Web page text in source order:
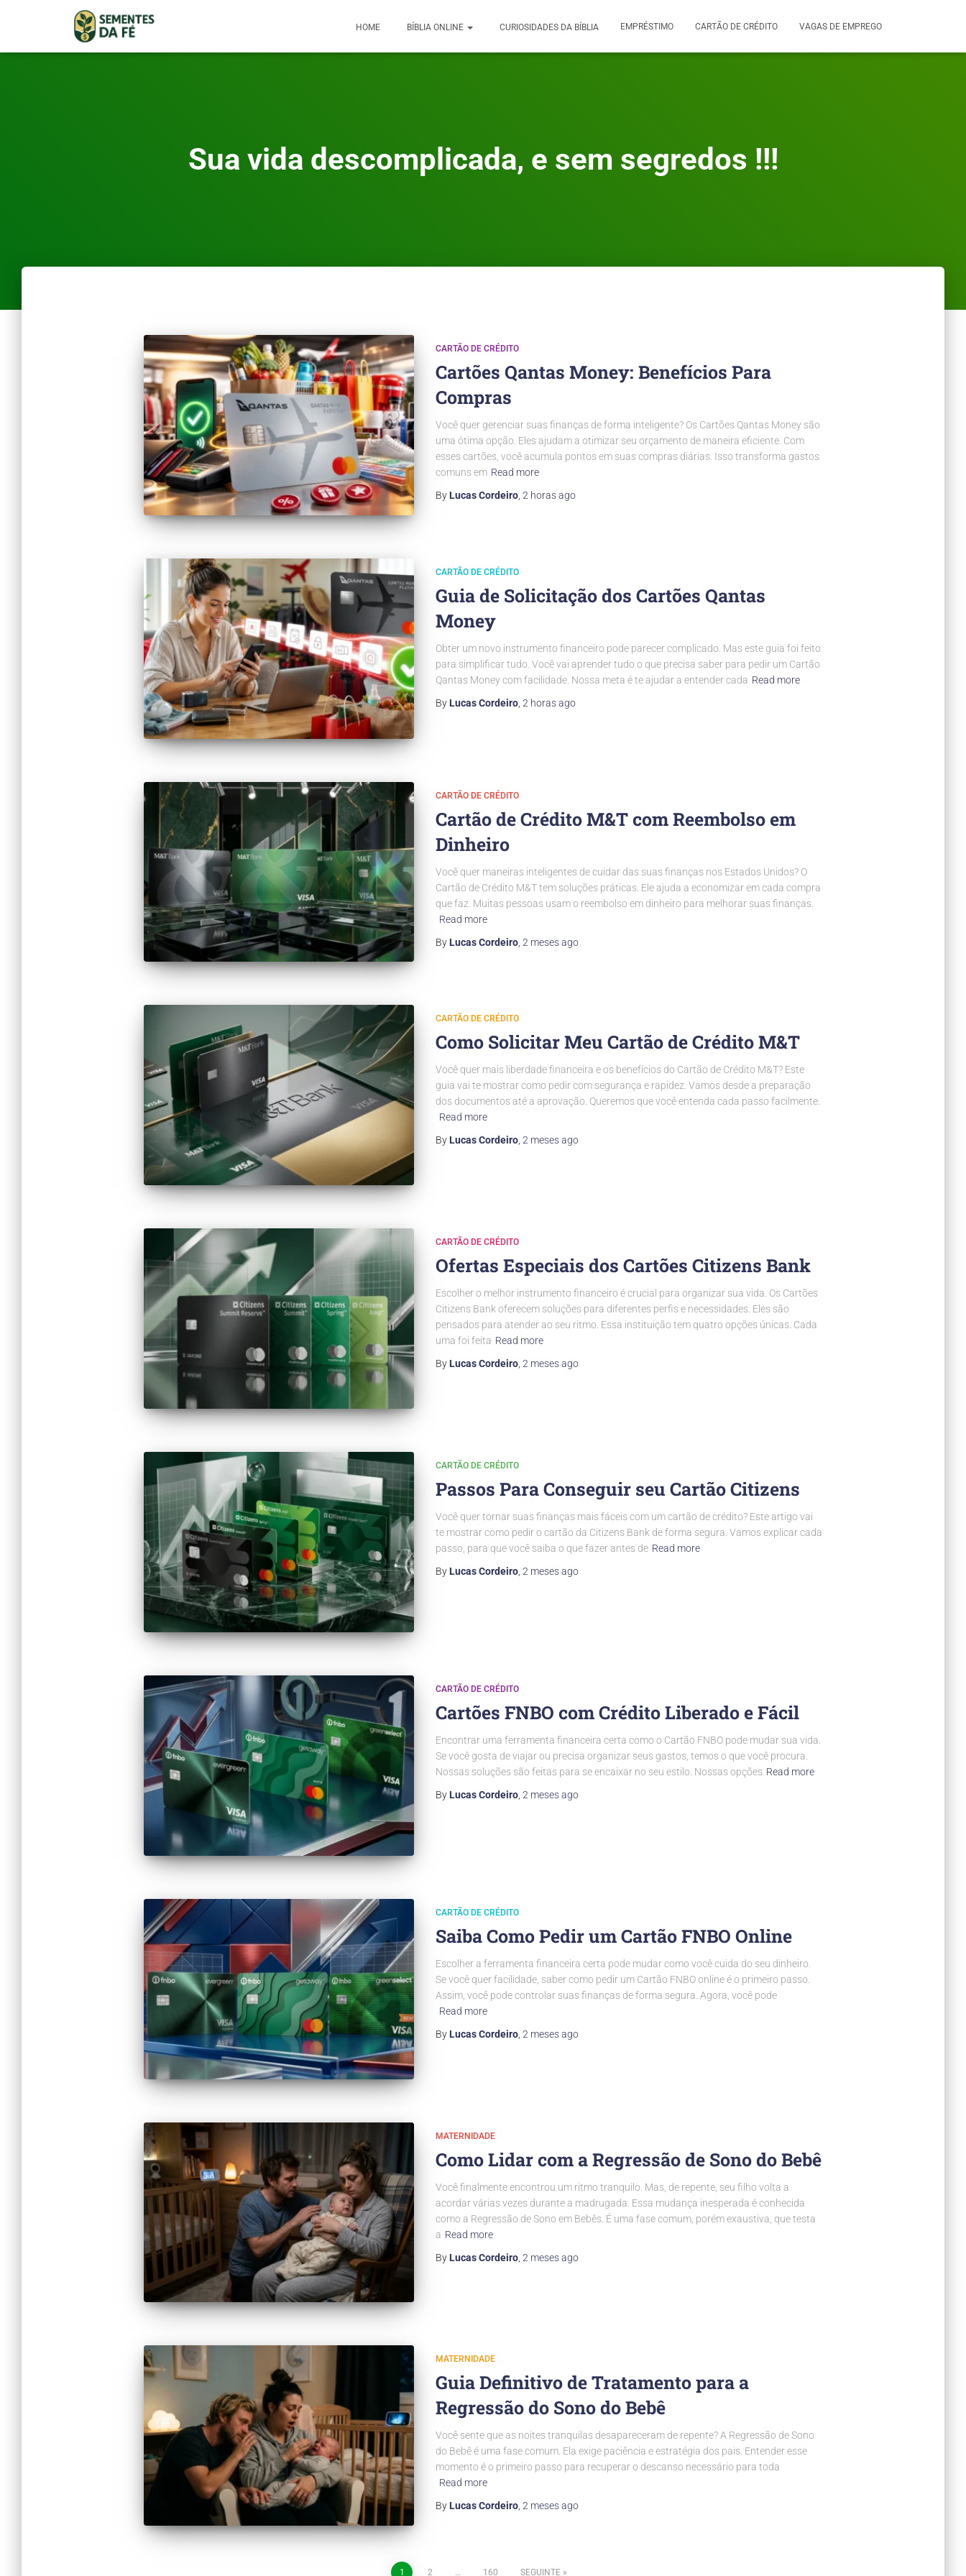
HOME BÍBLIA ONLINE CURIOSIDADES DA BÍBLIA EMPRÉSTIMO CARTÃO DE CRÉDITO VAGAS DE EMPREGO
Sua vida descomplicada, e sem segredos !!!
CARTÃO DE CRÉDITO
Cartões Qantas Money: Benefícios Para
Compras
Você quer gerenciar suas finanças de forma inteligente? Os Cartões Qantas Money são
uma ótima opção. Eles ajudam a otimizar seu orçamento de maneira eficiente. Com
esses cartões, você acumula pontos em suas compras diárias. Isso transforma gastos
comuns em Read more
By Lucas Cordeiro, 2 horasago
CARTÃO DE CRÉDITO
Guia de Solicitação dos Cartões Qantas
Money
Obter um novo instrumento financeiro pode parecer complicado. Mas este guia foi feito
para simplificar tudo. Você vai aprender tudo o que precisa saber para pedir um Cartão
Qantas Money com facilidade. Nossa meta é te ajudar a entender cada Read more
By Lucas Cordeiro, 2 horasago
CARTÃO DE CRÉDITO
Cartão de Crédito M&T com Reembolso em
Dinheiro
Você quer maneiras inteligentes de cuidar das suas finanças nos Estados Unidos? O
Cartão de Crédito M&T tem soluções práticas. Ele ajuda a economizar em cada compra
que faz. Muitas pessoas usam o reembolso em dinheiro para melhorar suas finanças.
Read more
By Lucas Cordeiro, 2 mesesago
CARTÃO DE CRÉDITO
Como Solicitar Meu Cartão de Crédito M&T
Você quer mais liberdade financeira e os benefícios do Cartão de Crédito M&T? Este
guia vai te mostrar como pedir com segurança e rapidez. Vamos desde a preparação
dos documentos até a aprovação. Queremos que você entenda cada passo facilmente.
Read more
By Lucas Cordeiro, 2 mesesago
CARTÃO DE CRÉDITO
Ofertas Especiais dos Cartões Citizens Bank
Escolher o melhor instrumento financeiro é crucial para organizar sua vida. Os Cartões
Citizens Bank oferecem soluções para diferentes perfis e necessidades. Eles são
pensados para atender ao seu ritmo. Essa instituição tem quatro opções únicas. Cada
uma foi feita Read more
By Lucas Cordeiro, 2 mesesago
CARTÃO DE CRÉDITO
Passos Para Conseguir seu Cartão Citizens
Você quer tornar suas finanças mais fáceis com um cartão de crédito? Este artigo vai
te mostrar como pedir o cartão da Citizens Bank de forma segura. Vamos explicar cada
passo, para que você saiba o que fazer antes de Read more
By Lucas Cordeiro, 2 mesesago
CARTÃO DE CRÉDITO
Cartões FNBO com Crédito Liberado e Fácil
Encontrar uma ferramenta financeira certa como o Cartão FNBO pode mudar sua vida.
Se você gosta de viajar ou precisa organizar seus gastos, temos o que você procura.
Nossas soluções são feitas para se encaixar no seu estilo. Nossas opções Read more
By Lucas Cordeiro, 2 mesesago
CARTÃO DE CRÉDITO
Saiba Como Pedir um Cartão FNBO Online
Escolher a ferramenta financeira certa pode mudar como você cuida do seu dinheiro.
Se você quer facilidade, saber como pedir um Cartão FNBO online é o primeiro passo.
Assim, você pode controlar suas finanças de forma segura. Agora, você pode
Read more
By Lucas Cordeiro, 2 mesesago
MATERNIDADE
Como Lidar com a Regressão de Sono do Bebê
Você finalmente encontrou um ritmo tranquilo. Mas, de repente, seu filho volta a
acordar várias vezes durante a madrugada. Essa mudança inesperada é conhecida
como a Regressão de Sono em Bebês. É uma fase comum, porém exaustiva, que testa
a Read more
By Lucas Cordeiro, 2 mesesago
MATERNIDADE
Guia Definitivo de Tratamento para a
Regressão do Sono do Bebê
Você sente que as noites tranquilas desapareceram de repente? A Regressão de Sono
do Bebê é uma fase comum. Ela exige paciência e estratégia dos pais. Entender esse
momento é o primeiro passo para recuperar o descanso necessário para toda
Read more
By Lucas Cordeiro, 2 mesesago
1 2 … 160 SEGUINTE